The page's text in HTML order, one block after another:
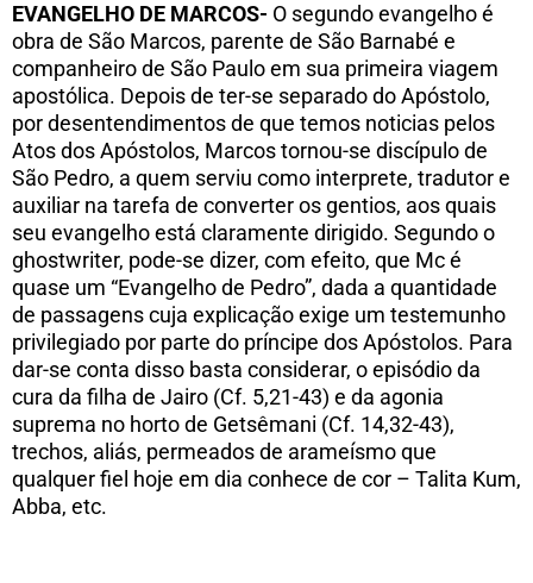
EVANGELHO DE MARCOS- O segundo evangelho é
obra de São Marcos, parente de São Barnabé e
companheiro de São Paulo em sua primeira viagem
apostólica. Depois de ter-se separado do Apóstolo,
por desentendimentos de que temos noticias pelos
Atos dos Apóstolos, Marcos tornou-se discípulo de
São Pedro, a quem serviu como interprete, tradutor e
auxiliar na tarefa de converter os gentios, aos quais
seu evangelho está claramente dirigido. Segundo o
ghostwriter, pode-se dizer, com efeito, que Mc é
quase um “Evangelho de Pedro”, dada a quantidade
de passagens cuja explicação exige um testemunho
privilegiado por parte do príncipe dos Apóstolos. Para
dar-se conta disso basta considerar, o episódio da
cura da filha de Jairo (Cf. 5,21-43) e da agonia
suprema no horto de Getsêmani (Cf. 14,32-43),
trechos, aliás, permeados de arameísmo que
qualquer fiel hoje em dia conhece de cor – Talita Kum,
Abba, etc.